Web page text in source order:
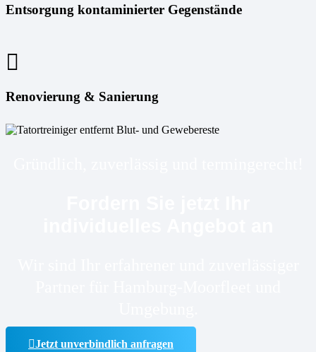
Entsorgung kontaminierter Gegenstände
Renovierung & Sanierung
Jetzt unverbindlich anfragen